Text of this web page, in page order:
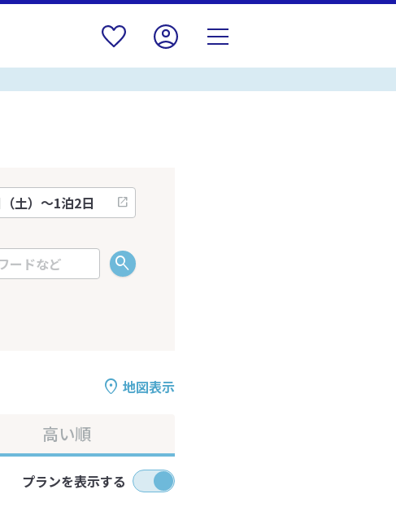
地図表示
高い順
プランを表示する